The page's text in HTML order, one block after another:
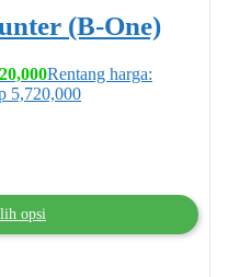
(B-One)
Rentang harga:
5,720,000
opsi